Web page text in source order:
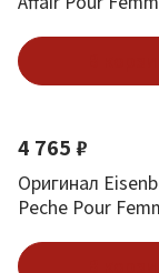
4 765 ₽
Оригинал
Peche Pour